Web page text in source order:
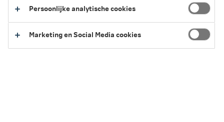
2026
2025
Persoonlijke analytische cookies
Marketing en Social Media cookies